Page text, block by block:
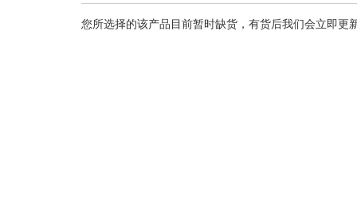
您所选择的该产品目前暂时缺货，有货后我们会立即更